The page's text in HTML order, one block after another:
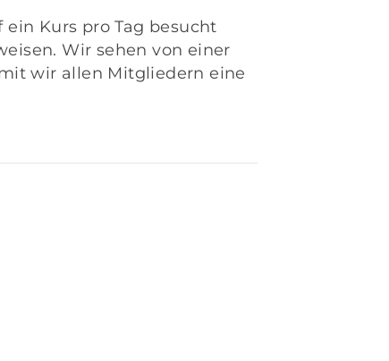
Kurs pro Tag besucht
Wir sehen von einer
wir allen Mitgliedern eine